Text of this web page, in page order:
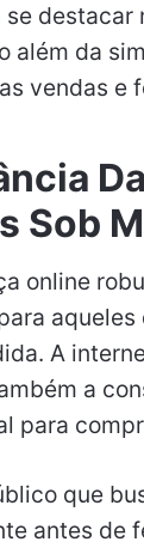
se
além da
vendas e
Sob
online
A
a
para
que
antes de